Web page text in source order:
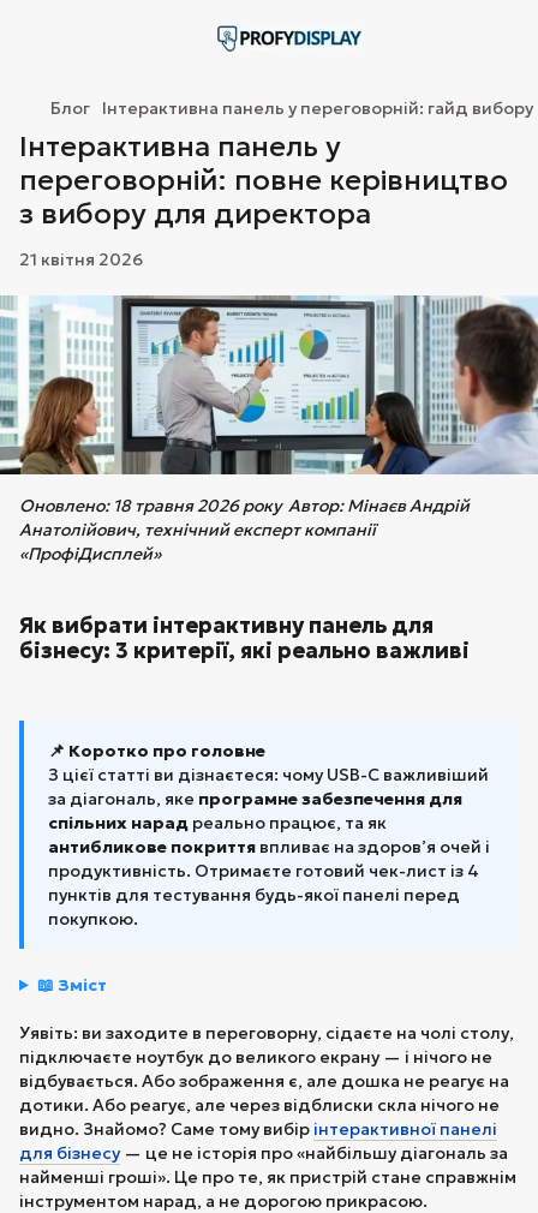
Блог Інтерактивна панель у переговорній: гайд
Інтерактивна панель у
переговорній: повне керівництво
з вибору для директора
21 квітня 2026
Оновлено: 18 травня 2026 року Автор: Мінаєв Андрій
Анатолійович, технічний експерт компанії
«ПрофіДисплей»
Як вибрати інтерактивну панель для
бізнесу: 3 критерії, які реально важливі
📌 Коротко про головне
З цієї статті ви дізнаєтеся: чому USB-C важливіший
за діагональ, яке програмне забезпечення для
спільних нарад реально працює, та як
антибликове покриття впливає на здоров’я очей і
продуктивність. Отримаєте готовий чек-лист із 4
пунктів для тестування будь-якої панелі перед
покупкою.
📖 Зміст
Уявіть: ви заходите в переговорну, сідаєте на чолі столу,
підключаєте ноутбук до великого екрану — і нічого не
відбувається. Або зображення є, але дошка не реагує на
дотики. Або реагує, але через відблиски скла нічого не
видно. Знайомо? Саме тому вибір інтерактивної панелі
для бізнесу— це не історія про «найбільшу діагональ за
найменші гроші». Це про те, як пристрій стане справжнім
інструментом нарад, а не дорогою прикрасою.